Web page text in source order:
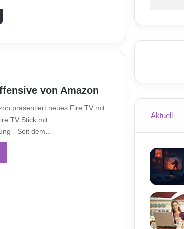
von Amazon
präsentiert neues Fire TV mit
TV Stick mit
- Seit dem…
Aktuell